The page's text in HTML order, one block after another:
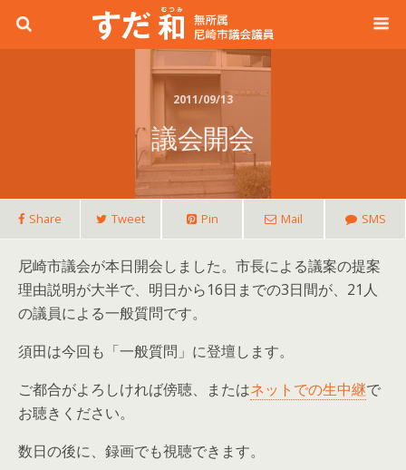
2011/09/13
議会開会
Share Tweet Pin Mail SMS
尼崎市議会が本日開会しました。市長による議案の提案
理由説明が大半で、明日から16日までの3日間が、21人
の議員による一般質問です。
須田は今回も「一般質問」に登壇します。
ご都合がよろしければ傍聴、またはネットでの生中継で
お聴きください。
数日の後に、録画でも視聴できます。